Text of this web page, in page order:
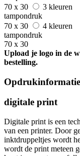
70 x 30
3 kleuren
tampondruk
70 x 30
4 kleuren
tampondruk
70 x 30
Upload je logo in de
bestelling.
Opdrukinformatie
digitale print
Digitale print is een
van een printer. Door
inktdruppeltjes wordt
wordt de print meteen